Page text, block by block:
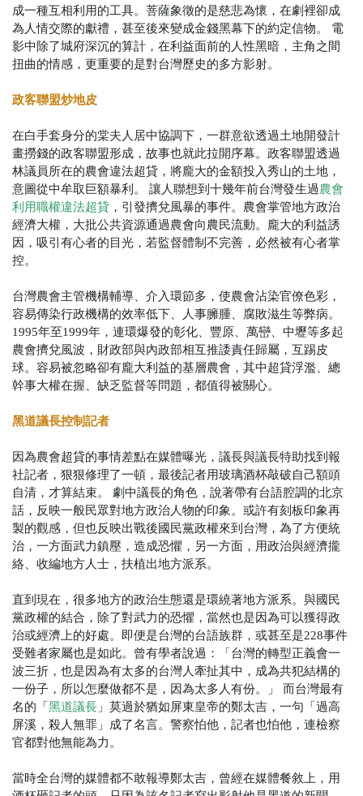
成一種互相利用的工具。菩薩象徵的是慈悲為懷，在劇裡卻成
為人情交際的獻禮，甚至後來變成金錢黑幕下的約定信物。
電
影中除了城府深沉的算計，在利益面前的人性黑暗，主角之間
扭曲的情感，更重要的是對台灣歷史的多方影射。
政客聯盟炒地皮
在白手套身分的棠夫人居中協調下，一群意欲透過土地開發計
畫撈錢的政客聯盟形成，故事也就此拉開序幕。政客聯盟透過
林議員所在的農會違法超貸，將龐大的金額投入秀山的土地，
意圖從中牟取巨額暴利。
讓人聯想到十幾年前台灣發生過農會
利用職權違法超貸 ，引發擠兌風暴的事件。 農會掌管地方政治
經濟大權，大批公共資源通過農會向農民流動。龐大的利益誘
因，吸引有心者的目光，若監督體制不完善，必然被有心者掌
控。
台灣農會主管機構輔導、介入環節多，使農會沾染官僚色彩，
容易傳染行政機構的效率低下、人事臃腫、腐敗滋生等弊病。
1995年至1999年，連環爆發的彰化、豐原、萬巒、中壢等多起
農會擠兌風波，財政部與內政部相互推諉責任歸屬，互踢皮
球。容易被忽略卻有龐大利益的基層農會，其中超貸浮濫、總
幹事大權在握、缺乏監督等問題，都值得被關心。
黑道議長控制記者
因為農會超貸的事情差點在媒體曝光，議長與議長特助找到報
社記者，狠狠修理了一頓，最後記者用玻璃酒杯敲破自己額頭
自清，才算結束。
劇中議長的角色，說著帶有台語腔調的北京
話，反映一般民眾對地方政治人物的印象。或許有刻板印象再
製的觀感，但也反映出戰後國民黨政權來到台灣，為了方便統
治，一方面武力鎮壓，造成恐懼，另一方面，用政治與經濟攏
絡、收編地方人士，扶植出地方派系。
直到現在，很多地方的政治生態還是環繞著地方派系。與國民
黨政權的結合，除了對武力的恐懼，當然也是因為可以獲得政
治或經濟上的好處。即便是台灣的台語族群，或甚至是228事件
受難者家屬也是如此。曾有學者說過：「台灣的轉型正義會一
波三折，也是因為有太多的台灣人牽扯其中，成為共犯結構的
一份子，所以怎麼做都不是，因為太多人有份。」
而台灣最有
名的「 黑道議長 」莫過於猶如屏東皇帝的鄭太吉，一句「過高
屏溪，殺人無罪」成了名言。警察怕他，記者也怕他，連檢察
官都對他無能為力。
當時全台灣的媒體都不敢報導鄭太吉，曾經在媒體餐敘上，用